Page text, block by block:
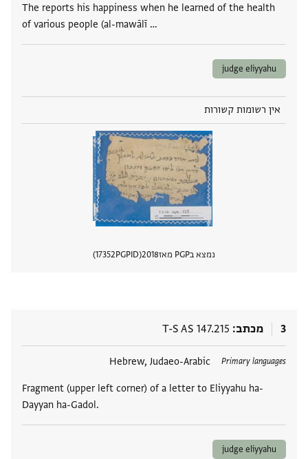
The reports his happiness when he learned of the health
of various people (al-mawālī …
judge eliyyahu
אין רשומות קשורות
נמצא בPGP מאז 2018
PGPID
17352
3 מכתב T-S AS 147.215
Primary languages
Hebrew, Judaeo-Arabic
Fragment (upper left corner) of a letter to Eliyyahu ha-
Dayyan ha-Gadol.
תגים
judge eliyyahu